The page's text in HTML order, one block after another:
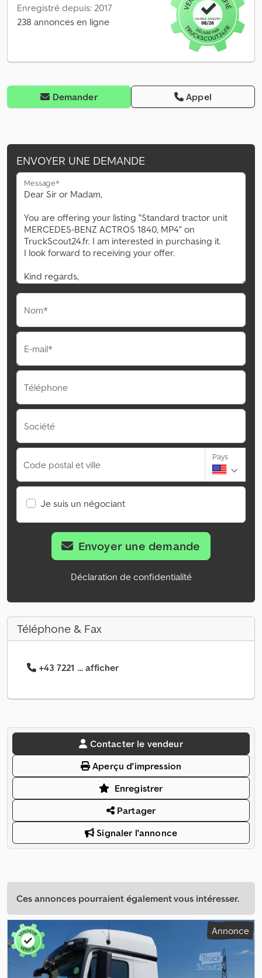
Enregistré depuis: 2017
238 annonces en ligne
Demander Appel
ENVOYER UNE DEMANDE
Message*
Nom*
E-mail*
Téléphone
Société
Code postal et ville
Pays
Je suis un négociant
Envoyer une demande
Déclaration de confidentialité
Téléphone & Fax
+43 7221 ... afficher
Contacter le vendeur
Aperçu d'impression
Enregistrer
Partager
Signaler l'annonce
Ces annonces pourraient également vous intéresser.
Annonce